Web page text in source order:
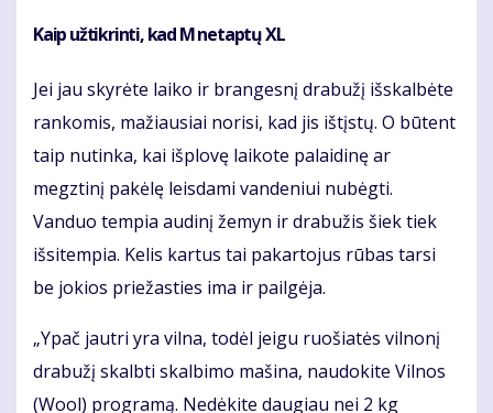
Kaip užtikrinti, kad M netaptų XL
Jei jau skyrėte laiko ir brangesnį drabužį išskalbėte
rankomis, mažiausiai norisi, kad jis ištįstų. O būtent
taip nutinka, kai išplovę laikote palaidinę ar
megztinį pakėlę leisdami vandeniui nubėgti.
Vanduo tempia audinį žemyn ir drabužis šiek tiek
išsitempia. Kelis kartus tai pakartojus rūbas tarsi
be jokios priežasties ima ir pailgėja.
„Ypač jautri yra vilna, todėl jeigu ruošiatės vilnonį
drabužį skalbti skalbimo mašina, naudokite Vilnos
(Wool) programą. Nedėkite daugiau nei 2 kg